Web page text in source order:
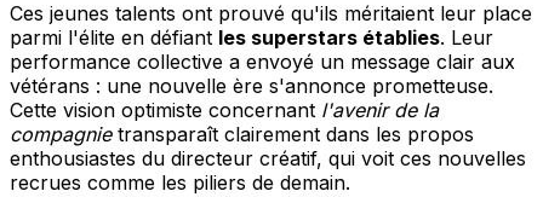
Ces jeunes talents ont prouvé qu'ils méritaient leur place
parmi l'élite en défiant les superstars établies. Leur
performance collective a envoyé un message clair aux
vétérans : une nouvelle ère s'annonce prometteuse.
Cette vision optimiste concernant l'avenir de la
compagnietransparaît clairement dans les propos
enthousiastes du directeur créatif, qui voit ces nouvelles
recrues comme les piliers de demain.